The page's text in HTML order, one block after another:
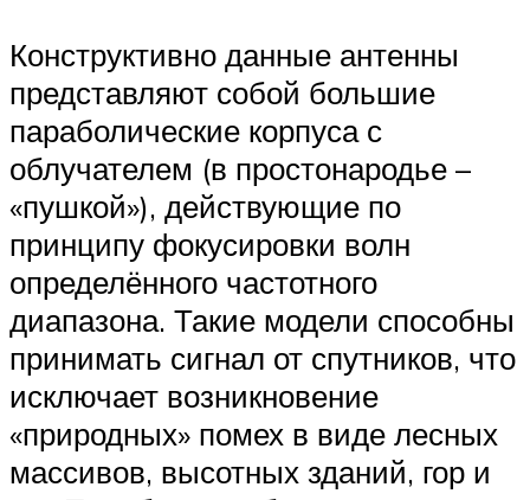
Конструктивно данные антенны
представляют собой большие
параболические корпуса с
облучателем (в простонародье –
«пушкой»), действующие по
принципу фокусировки волн
определённого частотного
диапазона. Такие модели способны
принимать сигнал от спутников, что
исключает возникновение
«природных» помех в виде лесных
массивов, высотных зданий, гор и